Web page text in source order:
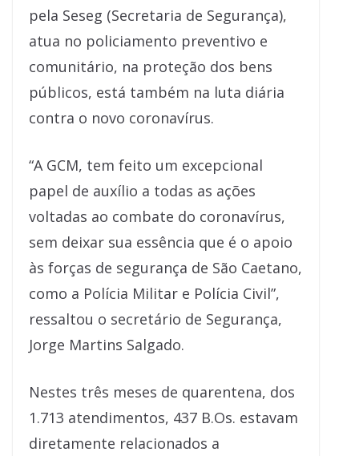
pela Seseg (Secretaria de Segurança),
atua no policiamento preventivo e
comunitário, na proteção dos bens
públicos, está também na luta diária
contra o novo coronavírus.
“A GCM, tem feito um excepcional
papel de auxílio a todas as ações
voltadas ao combate do coronavírus,
sem deixar sua essência que é o apoio
às forças de segurança de São Caetano,
como a Polícia Militar e Polícia Civil”,
ressaltou o secretário de Segurança,
Jorge Martins Salgado.
Nestes três meses de quarentena, dos
1.713 atendimentos, 437 B.Os. estavam
diretamente relacionados a